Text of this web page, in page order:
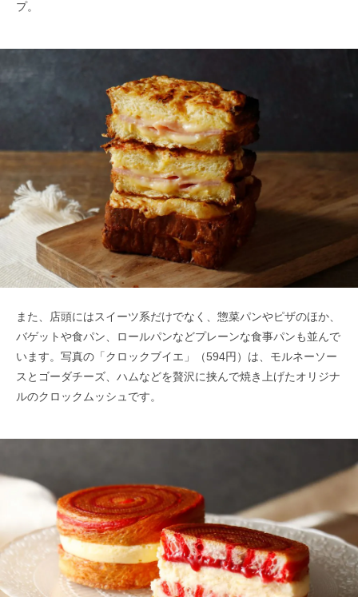
プ。
また、店頭にはスイーツ系だけでなく、惣菜パンやピザのほか、
バゲットや食パン、ロールパンなどプレーンな食事パンも並んで
います。写真の「クロックブイエ」（594円）は、モルネーソー
スとゴーダチーズ、ハムなどを贅沢に挟んで焼き上げたオリジナ
ルのクロックムッシュです。